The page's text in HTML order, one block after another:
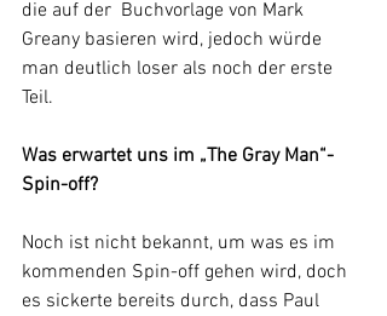
die auf der  Buchvorlage von Mark
Greany basieren wird, jedoch würde
man deutlich loser als noch der erste
Teil.
Was erwartet uns im „The Gray Man“-
Spin-off?
Noch ist nicht bekannt, um was es im
kommenden Spin-off gehen wird, doch
es sickerte bereits durch, dass Paul